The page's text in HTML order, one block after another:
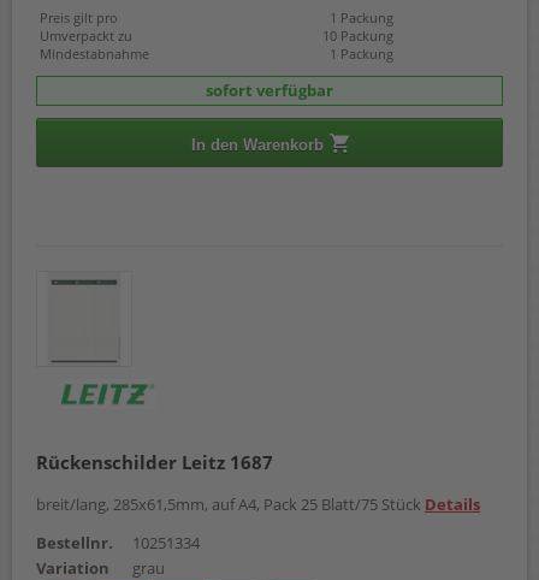
Preis gilt pro
1 Packung
Umverpackt zu
10 Packung
Mindestabnahme
1 Packung
sofort verfügbar
In den Warenkorb
Rückenschilder Leitz 1687
breit/lang, 285x61,5mm, auf A4, Pack 25 Blatt/75 Stück Details
Bestellnr.
10251334
Variation
grau